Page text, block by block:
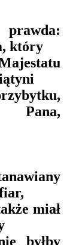
który
Pana,
miał
byłby